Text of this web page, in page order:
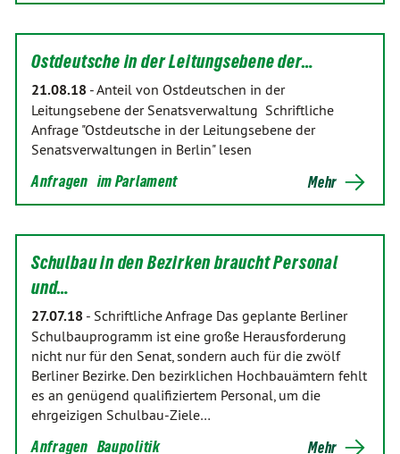
Ostdeutsche in der Leitungsebene der…
21.08.18 -Anteil von Ostdeutschen in der
Leitungsebene der Senatsverwaltung Schriftliche
Anfrage "Ostdeutsche in der Leitungsebene der
Senatsverwaltungen in Berlin" lesen
Anfragen im Parlament Mehr
Schulbau in den Bezirken braucht Personal
und…
27.07.18 - Schriftliche Anfrage Das geplante Berliner
Schulbauprogramm ist eine große Herausforderung
nicht nur für den Senat, sondern auch für die zwölf
Berliner Bezirke. Den bezirklichen Hochbauämtern fehlt
es an genügend qualifiziertem Personal, um die
ehrgeizigen Schulbau-Ziele…
Anfragen Baupolitik Mehr